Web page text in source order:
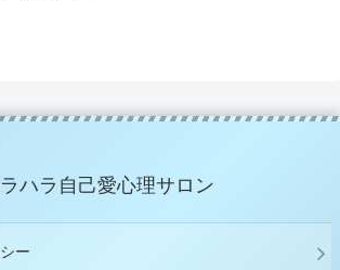
ハラ自己愛心理サロン
ー